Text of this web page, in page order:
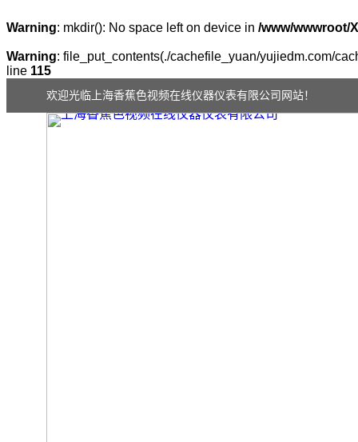
Warning: mkdir(): No space left on device in /www/wwwroot/
Warning: file_put_contents(./cachefile_yuan/yujiedm.com/
line 115
欢迎光临上海香蕉色视频在线仪器仪表有限公司网站！